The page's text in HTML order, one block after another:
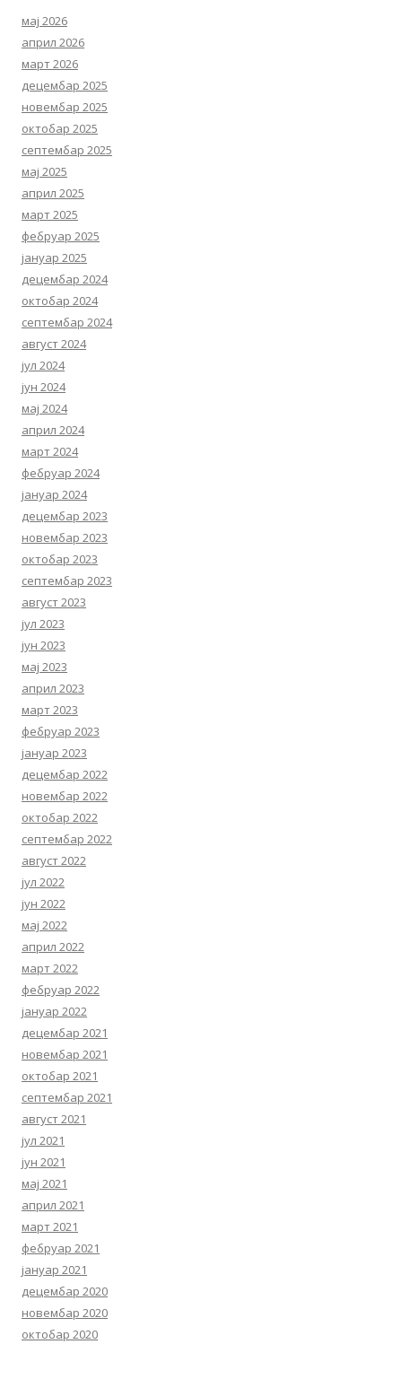
мај 2026
април 2026
март 2026
децембар 2025
новембар 2025
октобар 2025
септембар 2025
мај 2025
април 2025
март 2025
фебруар 2025
јануар 2025
децембар 2024
октобар 2024
септембар 2024
август 2024
јул 2024
јун 2024
мај 2024
април 2024
март 2024
фебруар 2024
јануар 2024
децембар 2023
новембар 2023
октобар 2023
септембар 2023
август 2023
јул 2023
јун 2023
мај 2023
април 2023
март 2023
фебруар 2023
јануар 2023
децембар 2022
новембар 2022
октобар 2022
септембар 2022
август 2022
јул 2022
јун 2022
мај 2022
април 2022
март 2022
фебруар 2022
јануар 2022
децембар 2021
новембар 2021
октобар 2021
септембар 2021
август 2021
јул 2021
јун 2021
мај 2021
април 2021
март 2021
фебруар 2021
јануар 2021
децембар 2020
новембар 2020
октобар 2020